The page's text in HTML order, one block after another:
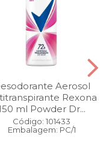
Aerosol
Rexona
ml Powder Dr...
Código: 101433
Embalagem: PC/1